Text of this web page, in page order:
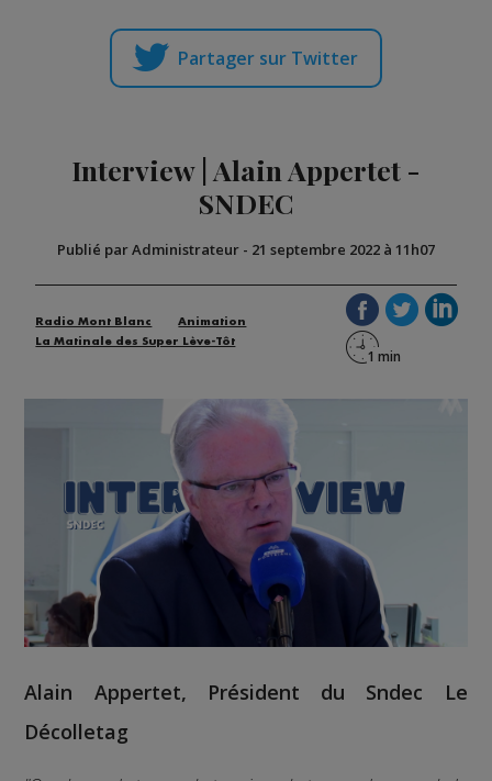
Partager sur Twitter
Interview | Alain Appertet -
SNDEC
Publié par Administrateur - 21 septembre 2022 à 11h07
Radio Mont Blanc
Animation
La Matinale des Super Lève-Tôt
Alain Appertet, Président du Sndec Le
Décolletag